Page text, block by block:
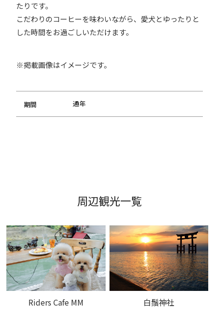
たりです。
こだわりのコーヒーを味わいながら、愛犬とゆったりと
した時間をお過ごしいただけます。
※掲載画像はイメージです。
期間 通年
周辺観光一覧
Riders Cafe MM 白鬚神社